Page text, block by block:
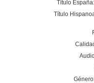
Título España:
Título